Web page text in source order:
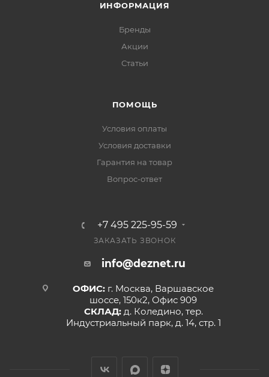
ИНФОРМАЦИЯ
Бренды
Акции
Статьи
ПОМОЩЬ
Условия оплаты
Условия доставки
Гарантия на товар
Вопрос-ответ
+7 495 225-95-59
ЗАКАЗАТЬ ЗВОНОК
info@deznet.ru
ОФИС: г. Москва, Варшавское
шоссе, 150к2, Офис 909
СКЛАД: д. Коледино, тер.
Индустриальный парк, д. 14, стр. 1